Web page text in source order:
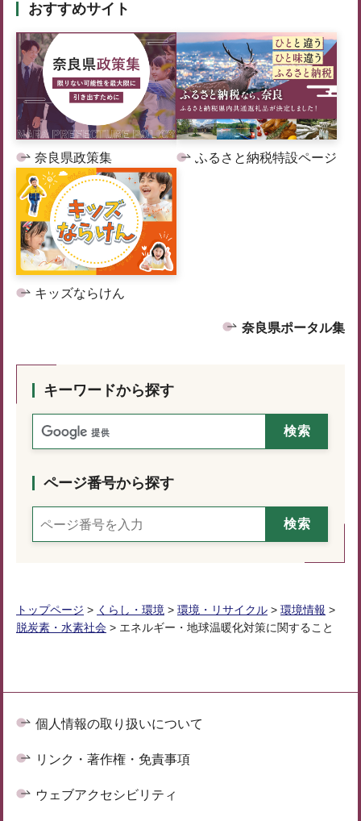
おすすめサイト
奈良県政策集 ふるさと納税特設ページ
キッズならけん
奈良県ポータル集
キーワードから探す
ページ番号から探す
トップページ > くらし・環境 > 環境・リサイクル > 環境情報 >
脱炭素・水素社会 > エネルギー・地球温暖化対策に関すること
個人情報の取り扱いについて
リンク・著作権・免責事項
ウェブアクセシビリティ